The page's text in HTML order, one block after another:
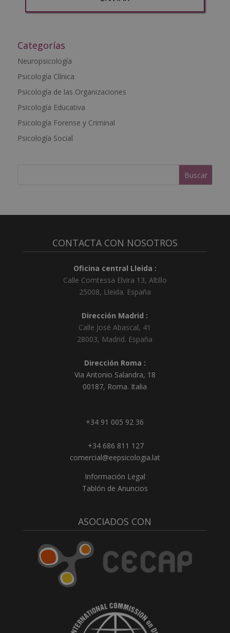
t
r
n
a
i
v
e
Categorías
Neuropsicología
Psicología Clínica
Psicología de las Organizaciones
Psicología Educativa
Psicología Forense y Criminal
Psicología Social
CONTACTA CON NOSOTROS
Oficina central Lleida :
Calle Comtessa Elvira 13, Altillo
25008, Lleida. España
Dirección Madrid :
Calle José Abascal, 41
28003, Madrid. España
Dirección Roma :
Via Antonio Salandra, 18
00187, Roma. Italia
+34 91 005 92 36
+34 686 811 127
comercial@eepsicologia.lat
Información Legal
Tablón de Anuncios
ASOCIADOS CON